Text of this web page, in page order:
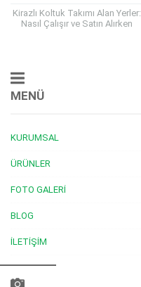
Kirazlı Koltuk Takımı Alan Yerler:
Nasıl Çalışır ve Satın Alırken
MENÜ
KURUMSAL
ÜRÜNLER
FOTO GALERI
BLOG
İLETIŞIM